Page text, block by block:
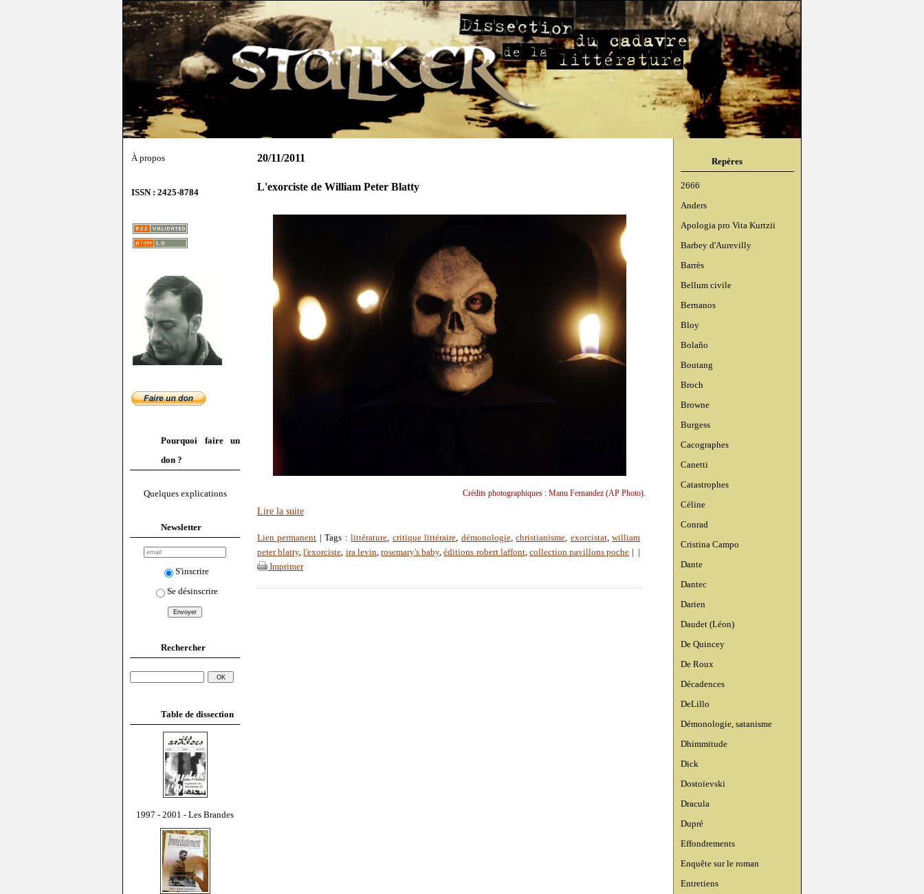
À propos
ISSN : 2425-8784
Pourquoi faire un
don ?
Quelques explications
Newsletter
S'inscrire
Se désinscrire
Rechercher
Table de dissection
1997 - 2001 - Les Brandes
Repères
2666
Anders
Apologia pro Vita Kurtzii
Barbey d'Aurevilly
Barrès
Bellum civile
Bernanos
Bloy
Bolaño
Boutang
Broch
Browne
Burgess
Cacographes
Canetti
Catastrophes
Céline
Conrad
Cristina Campo
Dante
Dantec
Darien
Daudet (Léon)
De Quincey
De Roux
Décadences
DeLillo
Démonologie, satanisme
Dhimmitude
Dick
Dostoïevski
Dracula
Dupré
Effondrements
Enquête sur le roman
Entretiens
20/11/2011
L'exorciste de William Peter Blatty
Crédits photographiques : Manu Fernandez (AP Photo).
Lire la suite
Lien permanent | Tags :littérature, critique littéraire, démonologie,christianisme, exorcistat, william
peter blatty,l'exorciste, ira levin,rosemary's baby,éditions robert laffont,collection pavillons poche
Imprimer